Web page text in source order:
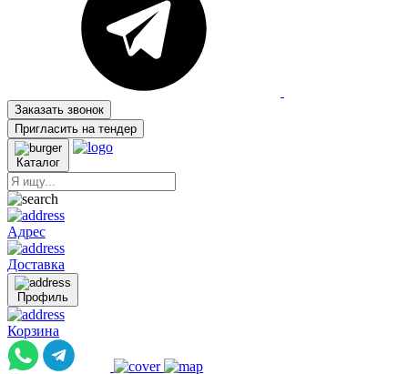
Заказать звонок
Пригласить на тендер
Каталог
Адрес
Доставка
Профиль
Корзина